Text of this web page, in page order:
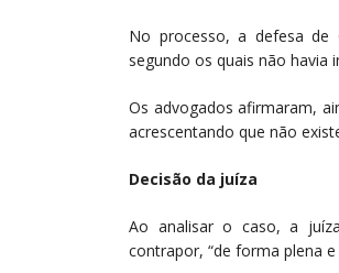
No processo, a defesa de
segundo os quais não havia
Os advogados afirmaram,
acrescentando que não
Decisão da juíza
Ao analisar o caso, a
contrapor, “de forma plena